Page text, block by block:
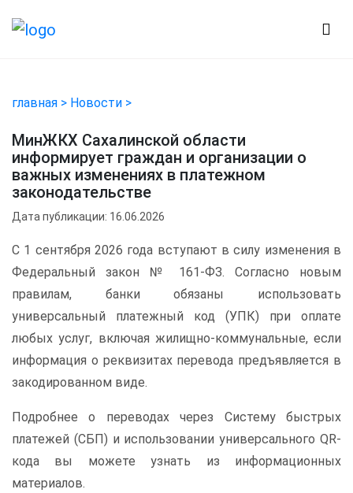
главная > Новости >
МинЖКХ Сахалинской области
информирует граждан и организации о
важных изменениях в платежном
законодательстве
Дата публикации: 16.06.2026
С 1 сентября 2026 года вступают в силу изменения в
Федеральный закон № 161-ФЗ. Согласно новым
правилам, банки обязаны использовать
универсальный платежный код (УПК) при оплате
любых услуг, включая жилищно-коммунальные, если
информация о реквизитах перевода предъявляется в
закодированном виде.
Подробнее о переводах через Систему быстрых
платежей (СБП) и использовании универсального QR-
кода вы можете узнать из информационных
материалов.